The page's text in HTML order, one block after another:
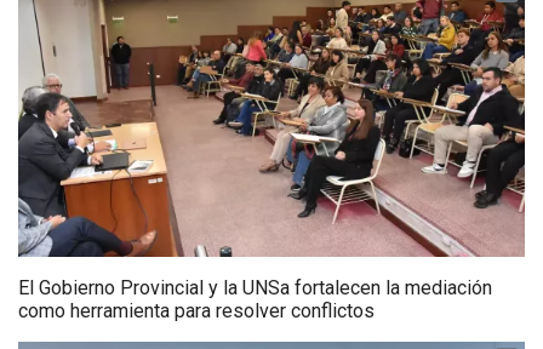
El Gobierno Provincial y la UNSa fortalecen la mediación
como herramienta para resolver conflictos